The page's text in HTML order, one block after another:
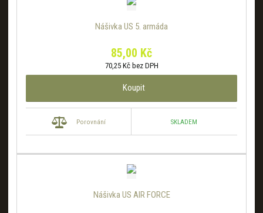
Nášivka US 5. armáda
85,00 Kč
70,25 Kč bez DPH
Koupit
Porovnání SKLADEM
Nášivka US AIR FORCE